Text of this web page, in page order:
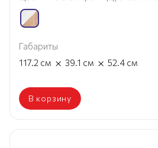
Габариты
117.2 см × 39.1 см × 52.4 см
В корзину